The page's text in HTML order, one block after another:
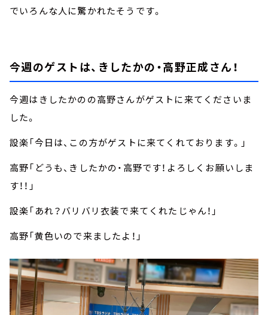
でいろんな人に驚かれたそうです。
今週のゲストは、きしたかの・高野正成さん！
今週はきしたかのの高野さんがゲストに来てくださいま
した。
設楽「今日は、この方がゲストに来てくれております。」
高野「どうも、きしたかの・高野です！よろしくお願いしま
す！！」
設楽「あれ？バリバリ衣装で来てくれたじゃん！」
高野「黄色いので来ましたよ！」